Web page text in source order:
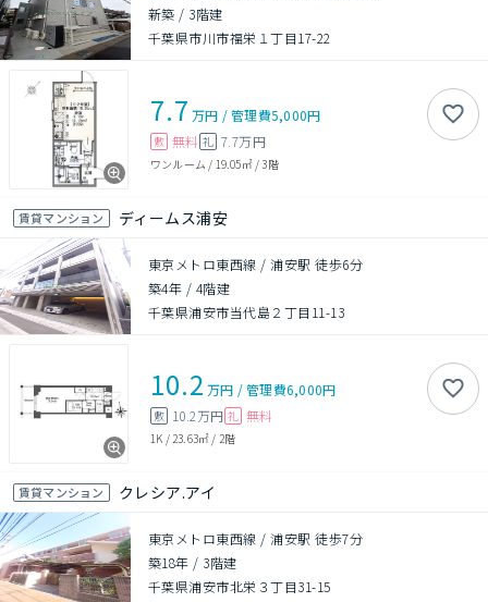
新築 / 3階建
千葉県市川市福栄１丁目17-22
7.7 万円 /管理費5,000円
敷 無料 礼 7.7万円
ワンルーム / 19.05㎡/3階
賃貸マンション ディームス浦安
東京メトロ東西線 / 浦安駅 徒歩6分
築4年 / 4階建
千葉県浦安市当代島２丁目11-13
10.2 万円 /管理費6,000円
敷 10.2万円 礼 無料
1K / 23.63㎡ / 2階
賃貸マンション クレシア.アイ
東京メトロ東西線 / 浦安駅 徒歩7分
築18年 / 3階建
千葉県浦安市北栄３丁目31-15